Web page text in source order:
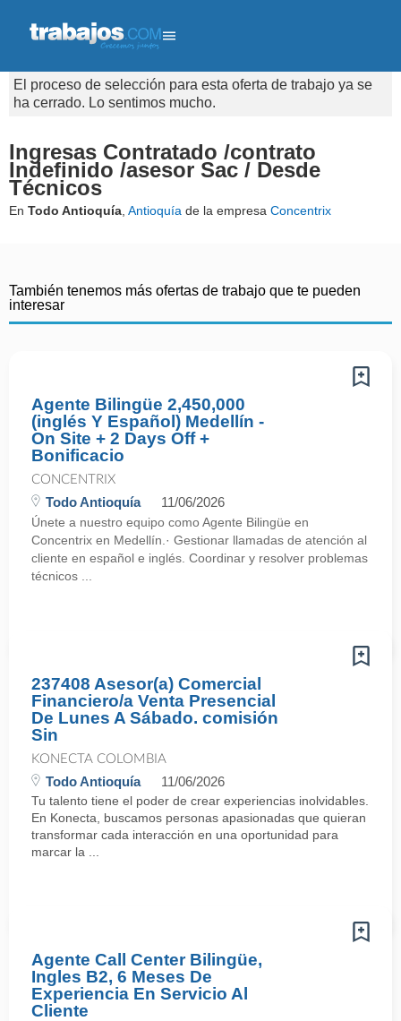
El proceso de selección para esta oferta de trabajo ya se
ha cerrado. Lo sentimos mucho.
Ingresas Contratado /contrato
Indefinido /asesor Sac / Desde
Técnicos
En Todo Antioquía Antioquía de la empresa Concentrix
También tenemos más ofertas de trabajo que te pueden
interesar
Agente Bilingüe 2,450,000
(inglés Y Español) Medellín -
On Site + 2 Days Off +
Bonificacio
CONCENTRIX
Todo Antioquía 11/06/2026
Únete a nuestro equipo como Agente Bilingüe en
Concentrix en Medellín.· Gestionar llamadas de atención al
cliente en español e inglés. Coordinar y resolver problemas
técnicos ...
237408 Asesor(a) Comercial
Financiero/a Venta Presencial
De Lunes A Sábado. comisión
Sin
KONECTA COLOMBIA
Todo Antioquía 11/06/2026
Tu talento tiene el poder de crear experiencias inolvidables.
En Konecta, buscamos personas apasionadas que quieran
transformar cada interacción en una oportunidad para
marcar la ...
Agente Call Center Bilingüe,
Ingles B2, 6 Meses De
Experiencia En Servicio Al
Cliente